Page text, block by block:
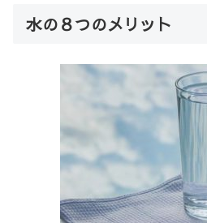
水の８つのメリット